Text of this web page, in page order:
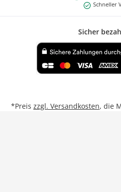
Schneller
Sicher
*Preis zzgl. Versandkosten, die